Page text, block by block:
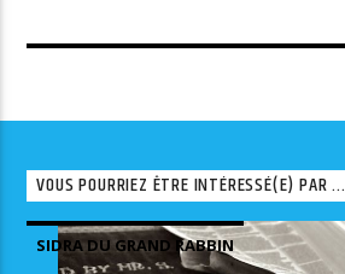
VOUS POURRIEZ ÊTRE INTÉRESSÉ(E) PAR ...
SIDRA DU GRAND RABBIN